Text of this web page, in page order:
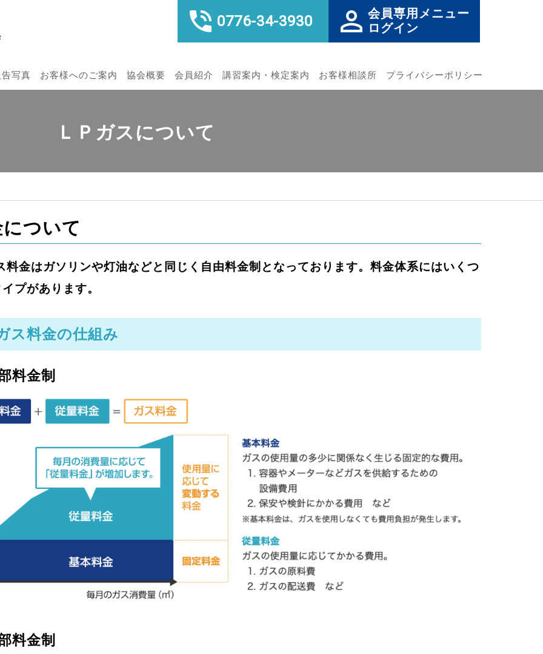
0776-34-3930
会員専用メニュー
ログイン
写真 お客様へのご案内 協会概要 会員紹介 講習案内・検定案内 お客様相談所 プライバシーポリシー
ＬＰガスについて
ついて
料金はガソリンや灯油などと同じく自由料金制となっております。料金体系にはいくつ
プがあります。
ス料金の仕組み
料金制
料金制